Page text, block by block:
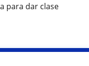
para dar clase